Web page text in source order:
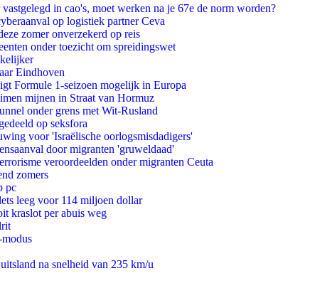
in cao's, moet werken na je 67e de norm worden?
op logistiek partner Ceva
zomer onverzekerd op reis
onder toezicht om spreidingswet
Eindhoven
Formule 1-seizoen mogelijk in Europa
mijnen in Straat van Hormuz
onder grens met Wit-Rusland
op seksfora
voor 'Israëlische oorlogsmisdadigers'
door migranten 'gruweldaad'
veroordeelden onder migranten Ceuta
zomers
pc
leeg voor 114 miljoen dollar
kraslot per abuis weg
na snelheid van 235 km/u